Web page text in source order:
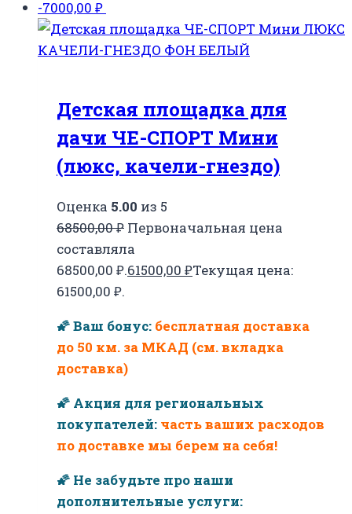
-7000,00 ₽
Детская площадка для
дачи ЧЕ-СПОРТ Мини
(люкс, качели-гнездо)
Оценка 5.00 из 5
68500,00₽ Первоначальная цена
составляла
68500,00 ₽.61500,00 ₽Текущая цена:
61500,00 ₽.
🌠 Ваш бонус: бесплатная доставка
до 50 км. за МКАД (см. вкладка
доставка)
🌠 Акция для региональных
покупателей: часть ваших расходов
по доставке мы берем на себя!
🌠 Не забудьте про наши
дополнительные услуги: